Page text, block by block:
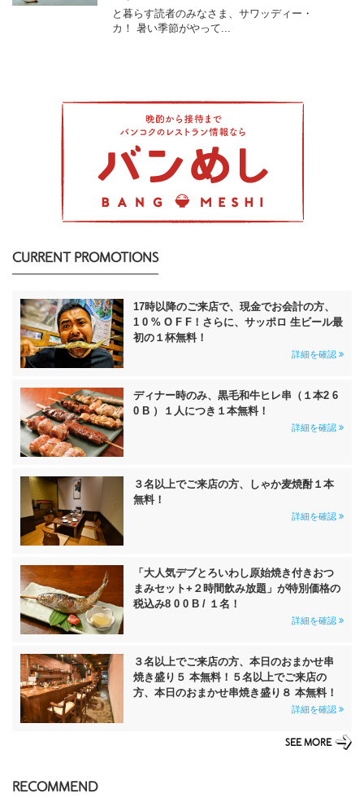
と暮らす読者のみなさま、サワッディー・
カ！ 暑い季節がやって...
CURRENT PROMOTIONS
17時以降のご来店で、現金でお会計の方、
1 0 % O F F！さらに、サッポロ 生ビール最
初の１杯無料！
詳細を確認
ディナー時のみ、黒毛和牛ヒレ串（１本2 6
0 B ）１人につき１本無料！
詳細を確認
３名以上でご来店の方、しゃか麦焼酎１本
無料！
詳細を確認
「大人気デブとろいわし原始焼き付きおつ
まみセット+２時間飲み放題」が特別価格の
税込み8 0 0 B / １名！
詳細を確認
３名以上でご来店の方、本日のおまかせ串
焼き盛り５ 本無料！５名以上でご来店の
方、本日のおまかせ串焼き盛り８ 本無料！
詳細を確認
SEE MORE
RECOMMEND